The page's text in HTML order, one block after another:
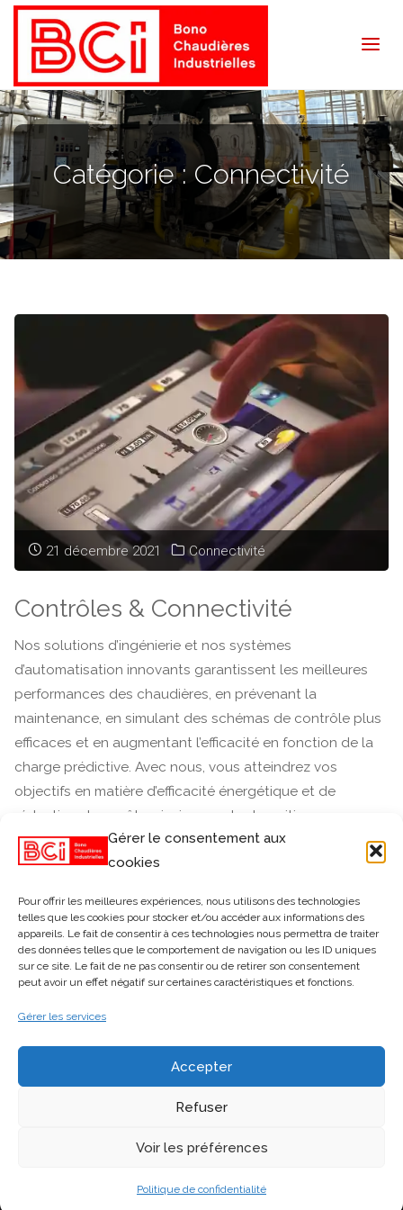
Gérer le consentement aux
cookies
Pour offrir les meilleures expériences, nous utilisons des technologies
telles que les cookies pour stocker et/ou accéder aux informations des
appareils. Le fait de consentir à ces technologies nous permettra de traiter
des données telles que le comportement de navigation ou les ID uniques
sur ce site. Le fait de ne pas consentir ou de retirer son consentement
peut avoir un effet négatif sur certaines caractéristiques et fonctions.
Gérer les services
Accepter
Refuser
Voir les préférences
Politique de confidentialité
Catégorie :Connectivité
21 décembre 2021 Connectivité
Contrôles & Connectivité
Nos solutions d’ingénierie et nos systèmes
d’automatisation innovants garantissent les meilleures
performances des chaudières, en prévenant la
maintenance, en simulant des schémas de contrôle plus
efficaces et en augmentant l’efficacité en fonction de la
charge prédictive. Avec nous, vous atteindrez vos
objectifs en matière d’efficacité énergétique et de
réduction des coûts, ainsi que votre transition vers une
« usine intelligente » (Industrie 4.0).
&
Connectivité"
©2026 BCI Bono Chaudières Industrielles
Développé par